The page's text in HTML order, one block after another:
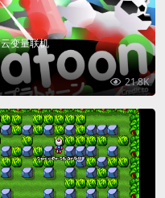
云变量联机
21.8K